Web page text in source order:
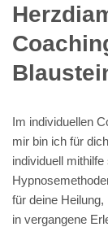
Im individuellen
mir bin ich für
individuell mithilfe
für deine
in vergangene